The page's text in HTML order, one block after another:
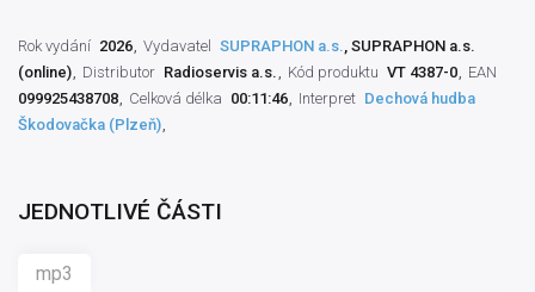
Rok vydání 2026 Vydavatel SUPRAPHON a.s.
, SUPRAPHON a.s.
(online)
Distributor Radioservis a.s. Kód produktu VT 4387-0
EAN
099925438708
Celková délka 00:11:46 Interpret Dechová hudba
Škodovačka (Plzeň)
JEDNOTLIVÉ ČÁSTI
mp3